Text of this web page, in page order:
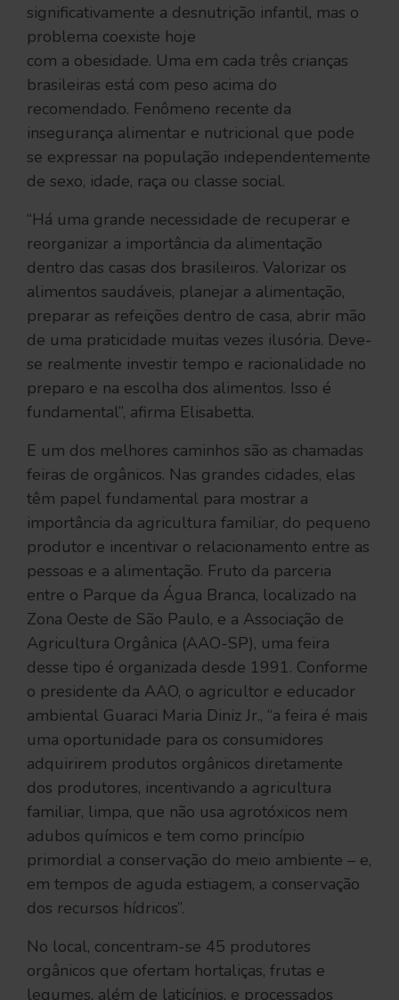
significativamente a desnutrição infantil, mas o
problema coexiste hoje
com a obesidade. Uma em cada três crianças
brasileiras está com peso acima do
recomendado. Fenômeno recente da
insegurança alimentar e nutricional que pode
se expressar na população independentemente
de sexo, idade, raça ou classe social.
“Há uma grande necessidade de recuperar e
reorganizar a importância da alimentação
dentro das casas dos brasileiros. Valorizar os
alimentos saudáveis, planejar a alimentação,
preparar as refeições dentro de casa, abrir mão
de uma praticidade muitas vezes ilusória. Deve-
se realmente investir tempo e racionalidade no
preparo e na escolha dos alimentos. Isso é
fundamental”, afirma Elisabetta.
E um dos melhores caminhos são as chamadas
feiras de orgânicos. Nas grandes cidades, elas
têm papel fundamental para mostrar a
importância da agricultura familiar, do pequeno
produtor e incentivar o relacionamento entre as
pessoas e a alimentação. Fruto da parceria
entre o Parque da Água Branca, localizado na
Zona Oeste de São Paulo, e a Associação de
Agricultura Orgânica (AAO-SP), uma feira
desse tipo é organizada desde 1991. Conforme
o presidente da AAO, o agricultor e educador
ambiental Guaraci Maria Diniz Jr., “a feira é mais
uma oportunidade para os consumidores
adquirirem produtos orgânicos diretamente
dos produtores, incentivando a agricultura
familiar, limpa, que não usa agrotóxicos nem
adubos químicos e tem como princípio
primordial a conservação do meio ambiente – e,
em tempos de aguda estiagem, a conservação
dos recursos hídricos”.
No local, concentram-se 45 produtores
orgânicos que ofertam hortaliças, frutas e
legumes, além de laticínios, e processados